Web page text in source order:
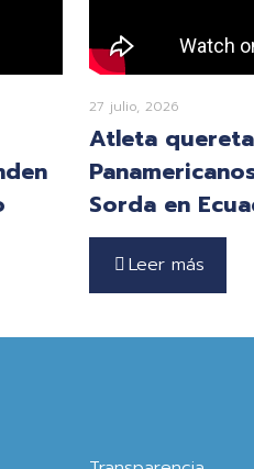
27 julio, 2026
Atleta
Sorda en
Leer más